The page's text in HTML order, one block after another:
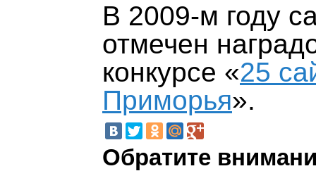
В 2009-м году
отмечен
конкурсе «25
Приморья».
Обратите